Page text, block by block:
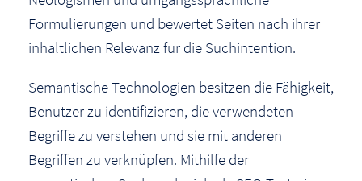
Formulierungen und bewertet Seiten nach ihrer
inhaltlichen Relevanz für die Suchintention.
Semantische Technologien besitzen die Fähigkeit,
Benutzer zu identifizieren, die verwendeten
Begriffe zu verstehen und sie mit anderen
Begriffen zu verknüpfen. Mithilfe der